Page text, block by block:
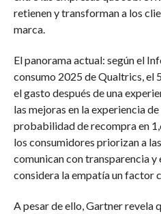
retienen y transforman a los
marca.
El panorama actual: según el
consumo 2025 de Qualtrics, el
el gasto después de una
las mejoras en la experiencia
probabilidad de recompra en
los consumidores priorizan a
comunican con transparencia y
considera la empatía un factor
A pesar de ello, Gartner revela